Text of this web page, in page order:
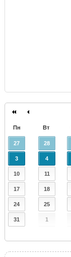
Пн Вт
27 28
3 4
10 11
17 18
24 25
31 1